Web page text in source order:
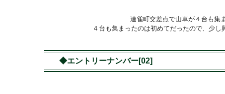
連雀町交差点で山車が４台も集
４台も集まったのは初めてだったので、少し
◆エントリーナンバー[02]